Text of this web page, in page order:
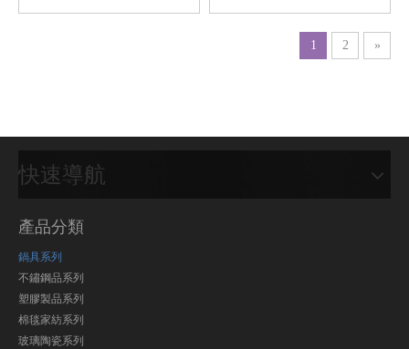
1 2 »
快速導航
產品分類
鍋具系列
不鏽鋼品系列
塑膠製品系列
棉毯家紡系列
玻璃陶瓷系列